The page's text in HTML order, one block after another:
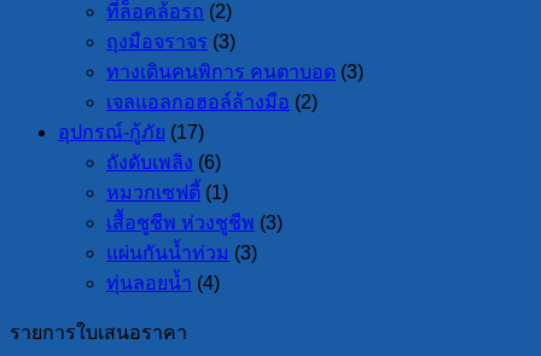
ที่ล็อคล้อรถ (2)
ถุงมือจราจร (3)
ทางเดินคนพิการ คนตาบอด (3)
เจลแอลกอฮอล์ล้างมือ (2)
อุปกรณ์-กู้ภัย (17)
ถังดับเพลิง (6)
หมวกเซฟตี้ (1)
เสื้อชูชีพ ห่วงชูชีพ (3)
แผ่นกันน้ำท่วม (3)
ทุ่นลอยน้ำ (4)
รายการใบเสนอราคา